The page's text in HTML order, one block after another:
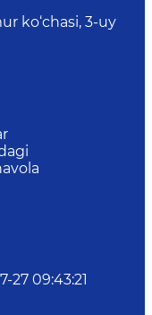
ko‘chasi, 3-uy
27 09:43:21